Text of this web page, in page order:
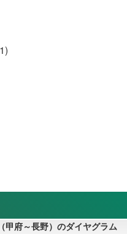
甲府～長野）のダイヤグラム